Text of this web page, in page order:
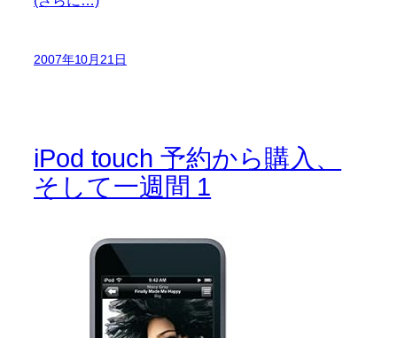
2007年10月21日
iPod touch 予約から購入、
そして一週間 1